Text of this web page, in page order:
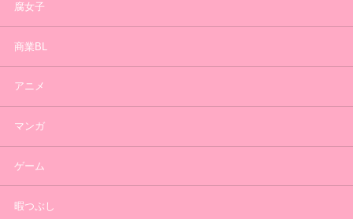
腐女子
商業BL
アニメ
マンガ
ゲーム
暇つぶし